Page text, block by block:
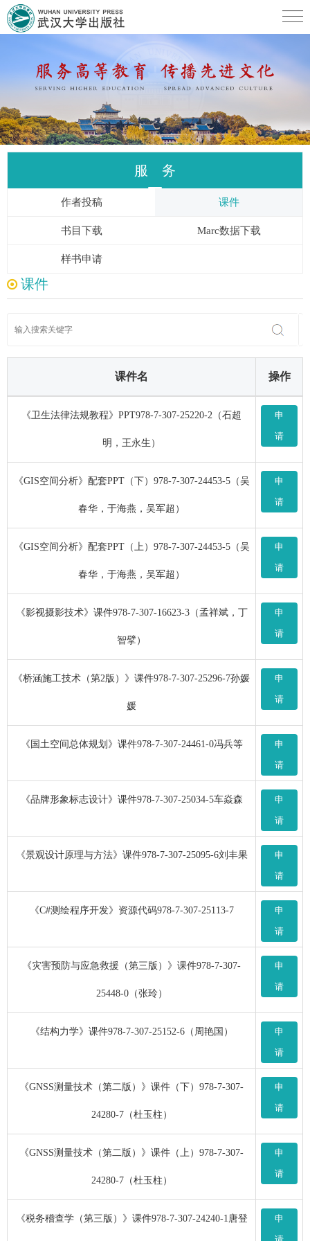
服 务
作者投稿 课件
书目下载 Marc数据下载
样书申请
课件
课件名 操作
《卫生法律法规教程》PPT978-7-307-25220-2（石超
明，王永生）
申
请
《GIS空间分析》配套PPT（下）978-7-307-24453-5（吴
春华，于海燕，吴军超）
申
请
《GIS空间分析》配套PPT（上）978-7-307-24453-5（吴
春华，于海燕，吴军超）
申
请
《影视摄影技术》课件978-7-307-16623-3（孟祥斌，丁
智擘）
申
请
《桥涵施工技术（第2版）》课件978-7-307-25296-7孙媛
媛
申
请
《国土空间总体规划》课件978-7-307-24461-0冯兵等
申
请
《品牌形象标志设计》课件978-7-307-25034-5车焱森
申
请
《景观设计原理与方法》课件978-7-307-25095-6刘丰果
申
请
《C#测绘程序开发》资源代码978-7-307-25113-7
申
请
《灾害预防与应急救援（第三版）》课件978-7-307-
25448-0（张玲）
申
请
《结构力学》课件978-7-307-25152-6（周艳国）
申
请
《GNSS测量技术（第二版）》课件（下）978-7-307-
24280-7（杜玉柱）
申
请
《GNSS测量技术（第二版）》课件（上）978-7-307-
24280-7（杜玉柱）
申
请
《税务稽查学（第三版）》课件978-7-307-24240-1唐登
申